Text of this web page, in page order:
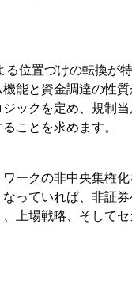
位置づけの転換が
能と資金調達の性
ックを定め、規制
ことを求めます。
ークの非中央集権化
っていれば、非証
上場戦略、そして